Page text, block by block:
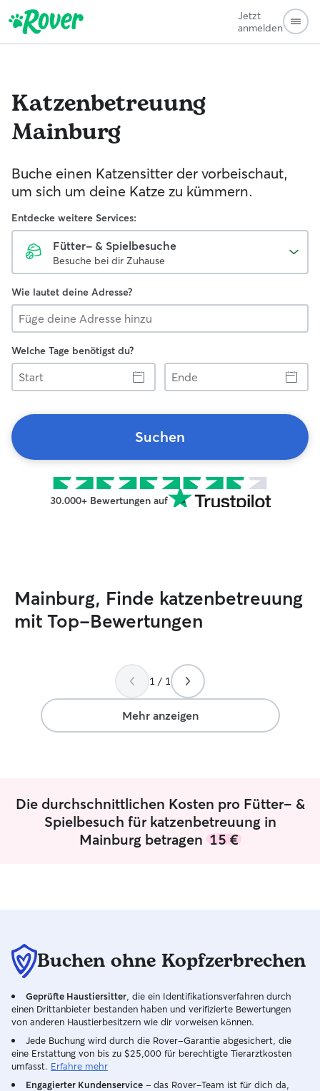
Jetzt
anmelden
Katzenbetreuung
Mainburg
Buche einen Katzensitter der vorbeischaut,
um sich um deine Katze zu kümmern.
Entdecke weitere Services:
Fütter- & Spielbesuche
Besuche bei dir Zuhause
Wie lautet deine Adresse?
Welche Tage benötigst du?
Start
Ende
Suchen
30.000+ Bewertungen auf
Mainburg, Finde katzenbetreuung
mit Top-Bewertungen
1 / 1
Mehr anzeigen
Die durchschnittlichen Kosten pro Fütter- &
Spielbesuch für katzenbetreuung in
Mainburg betragen 15 €
Buchen ohne Kopfzerbrechen
Geprüfte Haustiersitter , die ein Identifikationsverfahren durch
einen Drittanbieter bestanden haben und verifizierte Bewertungen
von anderen Haustierbesitzern wie dir vorweisen können.
Jede Buchung wird durch die Rover-Garantie abgesichert, die
eine Erstattung von bis zu $25,000 für berechtigte Tierarztkosten
umfasst. Erfahre mehr
Engagierter Kundenservice – das Rover-Team ist für dich da,